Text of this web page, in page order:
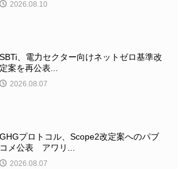
2026.08.10
SBTi、電力セクター向けネットゼロ基準改
定案を再公表...
2026.08.07
GHGプロトコル、Scope2改定案へのパブ
コメ公表 アワリ...
2026.08.07